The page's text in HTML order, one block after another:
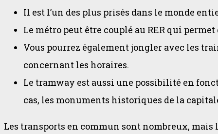
Il est l’un des plus prisés dans le monde
Le métro peut être couplé au RER qui
Vous pourrez également jongler avec les
concernant les horaires.
Le tramway est aussi une possibilité en
cas, les monuments historiques de la
Les transports en commun sont nombreux,